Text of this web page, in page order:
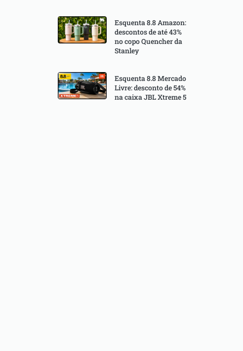
Esquenta 8.8 Amazon:
descontos de até 43%
no copo Quencher da
Stanley
Esquenta 8.8 Mercado
Livre: desconto de 54%
na caixa JBL Xtreme 5